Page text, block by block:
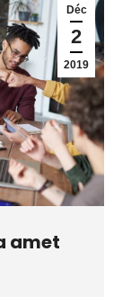
Déc
2
2019
amet